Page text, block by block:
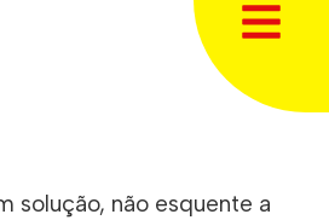
solução, não esquente a